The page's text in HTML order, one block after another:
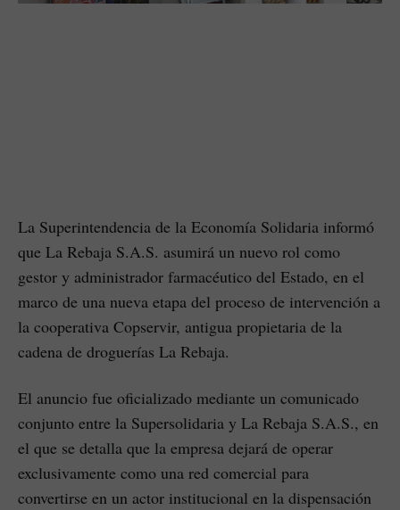
La Superintendencia de la Economía Solidaria informó
que La Rebaja S.A.S. asumirá un nuevo rol como
gestor y administrador farmacéutico del Estado, en el
marco de una nueva etapa del proceso de intervención a
la cooperativa Copservir, antigua propietaria de la
cadena de droguerías La Rebaja.
El anuncio fue oficializado mediante un comunicado
conjunto entre la Supersolidaria y La Rebaja S.A.S., en
el que se detalla que la empresa dejará de operar
exclusivamente como una red comercial para
convertirse en un actor institucional en la dispensación